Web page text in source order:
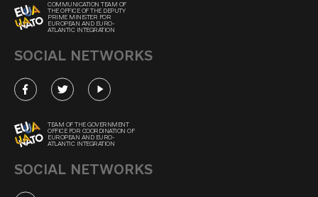
COMMUNICATION TEAM OF
THE OFFICE OF THE DEPUTY
PRIME MINISTER FOR
EUROPEAN AND EURO-
ATLANTIC INTEGRATION
SOCIAL NETWORKS
TEAM OF THE GOVERNMENT
OFFICE FOR COORDINATION OF
EUROPEAN AND EURO-
ATLANTIC INTEGRATION
SOCIAL NETWORKS